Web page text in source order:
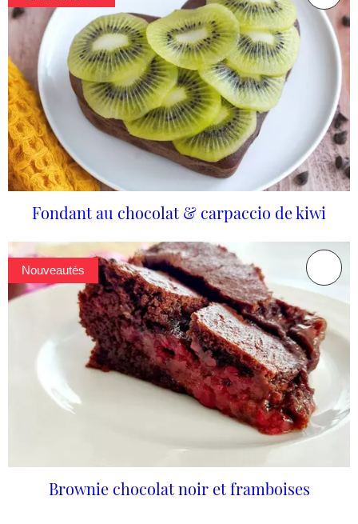
Fondant au chocolat & carpaccio de kiwi
Nouveautés
Brownie chocolat noir et framboises